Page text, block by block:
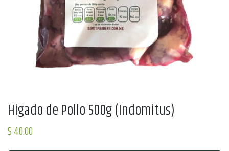
Higado de Pollo 500g (Indomitus)
$40.00